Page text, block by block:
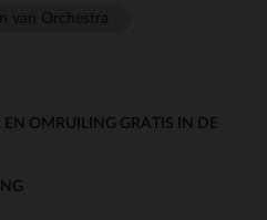
EN OMRUILING GRATIS IN DE